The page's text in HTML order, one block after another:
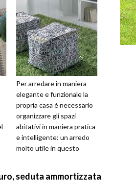
Per arredare in maniera
elegante e funzionale la
propria casa è necessario
organizzare gli spazi
abitativi in maniera pratica
e intelligente: un arredo
molto utile in questo
seduta ammortizzata